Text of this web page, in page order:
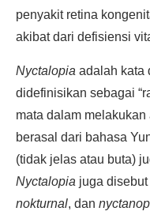
penyakit retina
akibat dari defisiensi
Nyctalopia adalah kata
didefinisikan sebagai
mata dalam melakukan
berasal dari bahasa
(tidak jelas atau buta)
Nyctalopia juga
nokturnal, dan